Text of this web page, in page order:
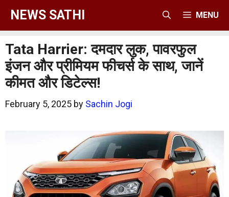
Skip
content
NEWS SATHI MENU
Tata Harrier: दमदार लुक, पावरफुल
इंजन और प्रीमियम फीचर्स के साथ, जानें
कीमत और डिटेल्स!
February 5, 2025 by Sachin Jogi